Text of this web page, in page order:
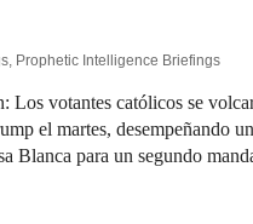
, Prophetic Intelligence Briefings
Los votantes católicos se
el martes, desempeñando
Blanca para un segundo